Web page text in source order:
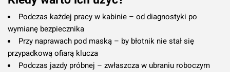
Podczas każdej pracy w kabinie – od diagnostyki po
wymianę bezpiecznika
Przy naprawach pod maską – by błotnik nie stał się
przypadkową ofiarą klucza
Podczas jazdy próbnej – zwłaszcza w ubraniu roboczym